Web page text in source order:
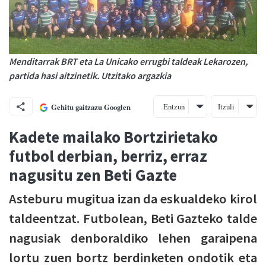
Menditarrak BRT eta La Unicako errugbi taldeak Lekarozen,
partida hasi aitzinetik. Utzitako argazkia
Gehitu gaitzazu Googlen Entzun Itzuli
Kadete mailako Bortzirietako
futbol derbian, berriz, erraz
nagusitu zen Beti Gazte
Asteburu mugitua izan da eskualdeko kirol
taldeentzat. Futbolean, Beti Gazteko talde
nagusiak denboraldiko lehen garaipena
lortu zuen bortz berdinketen ondotik eta